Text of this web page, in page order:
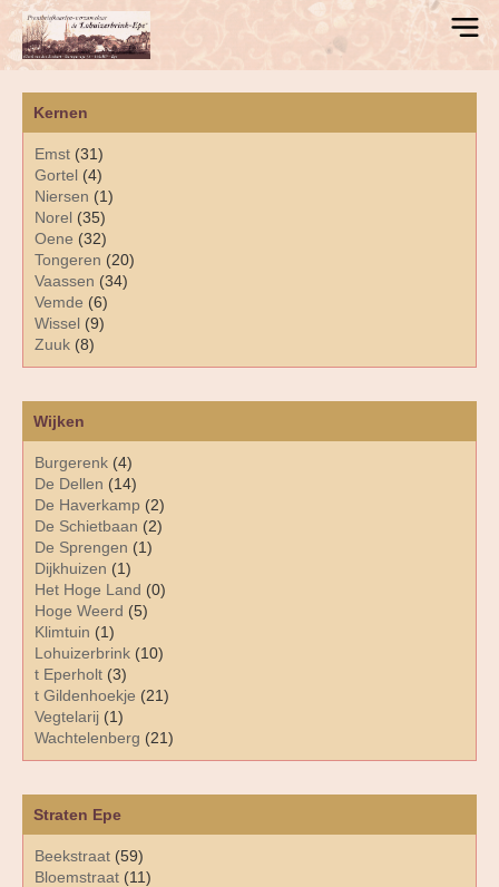
Kernen
Emst (31)
Gortel (4)
Niersen (1)
Norel (35)
Oene (32)
Tongeren (20)
Vaassen (34)
Vemde (6)
Wissel (9)
Zuuk (8)
Straten Epe
Beekstraat (59)
Bloemstraat (11)
Wijken
Burgerenk (4)
De Dellen (14)
De Haverkamp (2)
De Schietbaan (2)
De Sprengen (1)
Dijkhuizen (1)
Het Hoge Land (0)
Hoge Weerd (5)
Klimtuin (1)
Lohuizerbrink (10)
t Eperholt (3)
t Gildenhoekje (21)
Vegtelarij (1)
Wachtelenberg (21)